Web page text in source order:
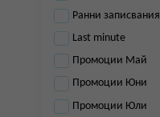
Ранни записвания
Last minute
Промоции Май
Промоции Юни
Промоции Юли